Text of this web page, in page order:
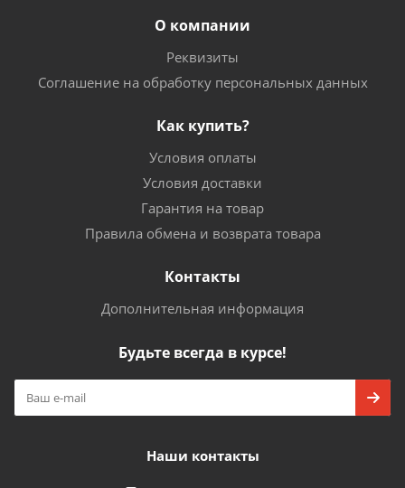
О компании
Реквизиты
Соглашение на обработку персональных данных
Как купить?
Условия оплаты
Условия доставки
Гарантия на товар
Правила обмена и возврата товара
Контакты
Дополнительная информация
Будьте всегда в курсе!
Наши контакты